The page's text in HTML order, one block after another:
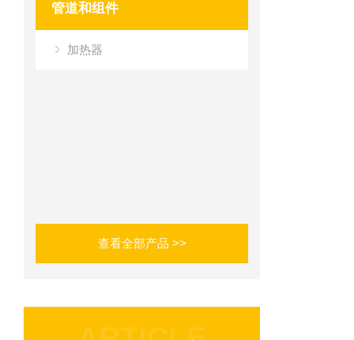
管道和组件
加热器
查看全部产品 >>